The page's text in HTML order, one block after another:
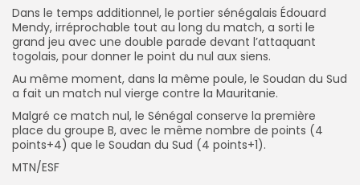
Dans le temps additionnel, le portier sénégalais Édouard
Mendy, irréprochable tout au long du match, a sorti le
grand jeu avec une double parade devant l’attaquant
togolais, pour donner le point du nul aux siens.
Au même moment, dans la même poule, le Soudan du Sud
a fait un match nul vierge contre la Mauritanie.
Malgré ce match nul, le Sénégal conserve la première
place du groupe B, avec le même nombre de points (4
points+4) que le Soudan du Sud (4 points+1).
MTN/ESF